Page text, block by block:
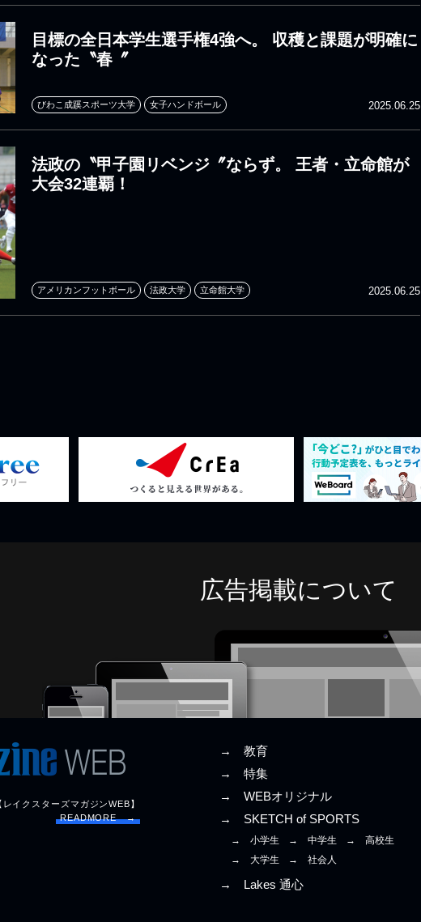
目標の全日本学生選手権4強へ。 収穫と課題が明確に
なった〝春〞
2025.06.25
びわこ成蹊スポーツ大学 女子ハンドボール
法政の〝甲子園リベンジ〞ならず。 王者・立命館が
大会32連覇！
2025.06.25
アメリカンフットボール 法政大学 立命館大学
広告掲載について
イクスターズマガジンWEB】
READMORE →
→ 教育
→ 特集
→ WEBオリジナル
→ SKETCH of SPORTS
→ 小学生 → 中学生
→ 高校生
→ 大学生
→ 社会人
→ Lakes 通心